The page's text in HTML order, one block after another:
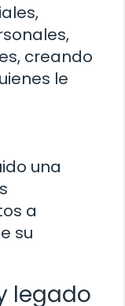
creando
le
una
a
su
legado